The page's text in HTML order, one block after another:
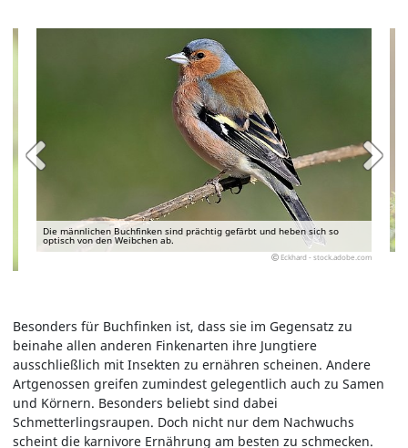
Die männlichen Buchfinken sind prächtig gefärbt und heben sich so
optisch von den Weibchen ab.
Eckhard - stock.adobe.com
Besonders für Buchfinken ist, dass sie im Gegensatz zu
beinahe allen anderen Finkenarten ihre Jungtiere
ausschließlich mit Insekten zu ernähren scheinen. Andere
Artgenossen greifen zumindest gelegentlich auch zu Samen
und Körnern. Besonders beliebt sind dabei
Schmetterlingsraupen. Doch nicht nur dem Nachwuchs
scheint die karnivore Ernährung am besten zu schmecken.